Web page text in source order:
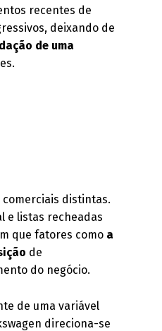
recentes de
deixando de
de uma
distintas.
e listas recheadas
que fatores como a
de
do negócio.
de uma variável
direciona-se